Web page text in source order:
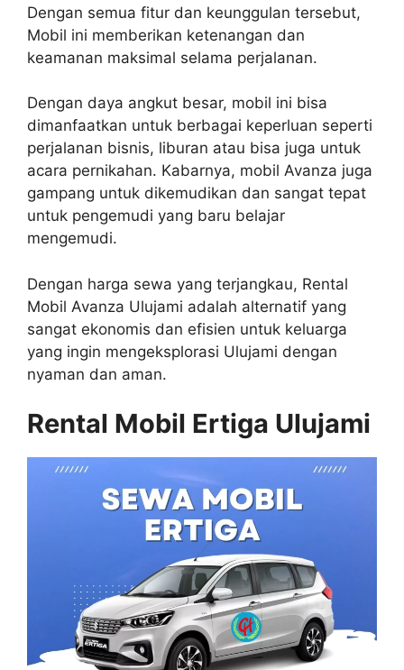
Dengan semua fitur dan keunggulan tersebut,
Mobil ini memberikan ketenangan dan
keamanan maksimal selama perjalanan.
Dengan daya angkut besar, mobil ini bisa
dimanfaatkan untuk berbagai keperluan seperti
perjalanan bisnis, liburan atau bisa juga untuk
acara pernikahan. Kabarnya, mobil Avanza juga
gampang untuk dikemudikan dan sangat tepat
untuk pengemudi yang baru belajar
mengemudi.
Dengan harga sewa yang terjangkau, Rental
Mobil Avanza Ulujami adalah alternatif yang
sangat ekonomis dan efisien untuk keluarga
yang ingin mengeksplorasi Ulujami dengan
nyaman dan aman.
Rental Mobil Ertiga Ulujami